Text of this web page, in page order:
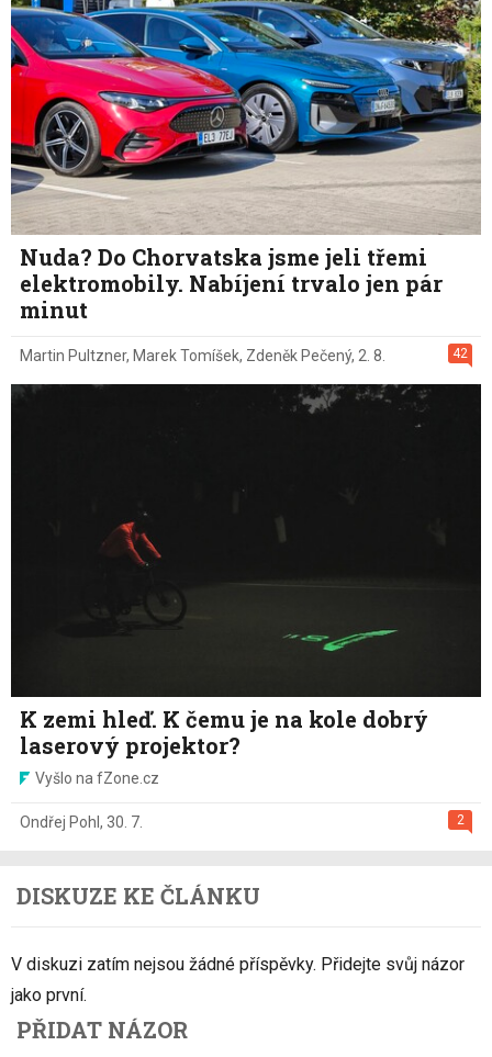
Nuda? Do Chorvatska jsme jeli třemi
elektromobily. Nabíjení trvalo jen pár
minut
42
Martin Pultzner, Marek Tomíšek, Zdeněk Pečený, 2. 8.
K zemi hleď. K čemu je na kole dobrý
laserový projektor?
Vyšlo na fZone.cz
2
Ondřej Pohl , 30. 7.
DISKUZE KE ČLÁNKU
V diskuzi zatím nejsou žádné příspěvky. Přidejte svůj názor
jako první.
PŘIDAT NÁZOR